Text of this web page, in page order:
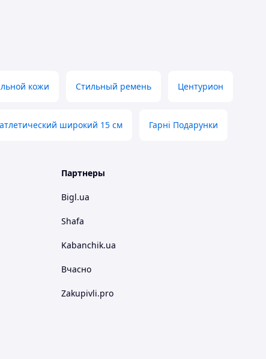
кожи Стильный ремень Центурион
широкий 15 см Гарні Подарунки
Партнеры
Bigl.ua
Shafa
Kabanchik.ua
Вчасно
Zakupivli.pro